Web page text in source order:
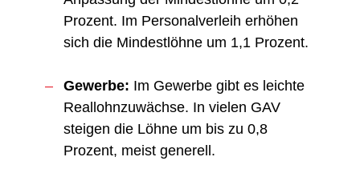
Prozent. Im Personalverleih erhöhen
sich die Mindestlöhne um 1,1 Prozent.
Gewerbe: Im Gewerbe gibt es leichte
Reallohnzuwächse. In vielen GAV
steigen die Löhne um bis zu 0,8
Prozent, meist generell.